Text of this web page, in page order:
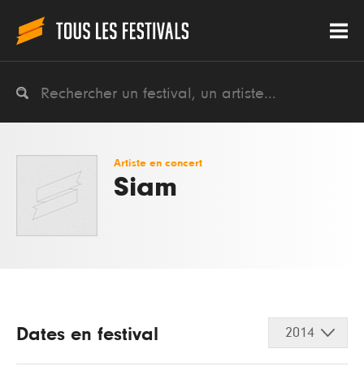
Artiste en concert
Siam
Dates en festival 2014